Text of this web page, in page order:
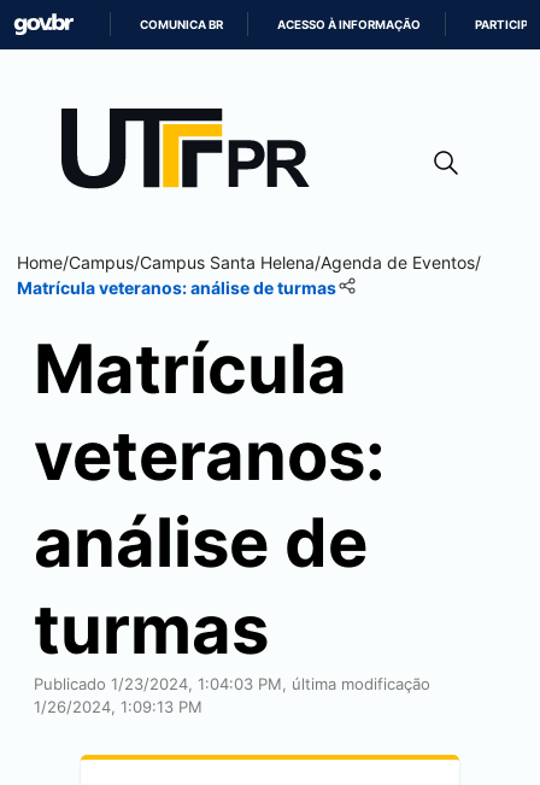
CONTEÚDO
COMUNICA BR ACESSO À INFORMAÇÃO PARTICIPE
Home/Campus/Campus Santa Helena/Agenda de Eventos/
Matrícula veteranos: análise de turmas
Matrícula
veteranos:
análise de
turmas
Publicado 1/23/2024, 1:04:03 PM, última modificação
1/26/2024, 1:09:13 PM